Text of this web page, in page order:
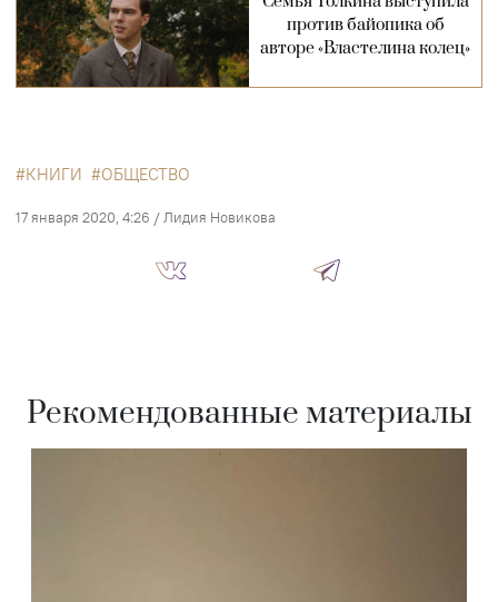
против байопика об
авторе «Властелина колец»
КНИГИ ОБЩЕСТВО
17 января 2020, 4:26 / Лидия Новикова
Рекомендованные материалы